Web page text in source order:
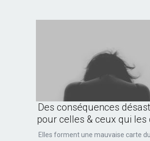
Des conséquences
pour celles & ceux qui les
Elles forment une mauvaise carte